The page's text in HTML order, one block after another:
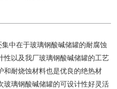
中在于玻璃钢酸碱储罐的耐腐蚀
性以及我厂玻璃钢酸碱储罐的工艺
和耐烧蚀材料也是优良的绝热材
玻璃钢酸碱储罐的可设计性好灵活